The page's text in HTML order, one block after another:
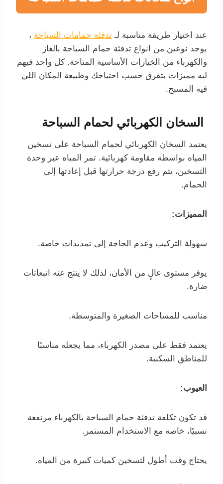
عند اختيار طريقة مناسبة لـ تدفئة حمامات السباحة ،
يوجد نوعين من انواع تدفئة حمام السباحة بالغاز
والكهرباء من الخيارات الأساسية المتاحة. كل واحد فيهم
ليه مميزات بتفرق حسب احتياجك وطبيعة المكان اللي
فيه المسبح.
السخان الكهربائي لحمام السباحة
يعتمد السخان الكهربائي لحمام السباحة على تسخين
المياه بواسطة مقاومة كهربائية. تمر المياه عبر وحدة
التسخين، يتم رفع درجة حرارتها قبل إعادتها إلى
الحمام.
المميزات:
سهولة التركيب وعدم الحاجة إلى تمديدات خاصة.
يوفر مستوى عالٍ من الأمان، لذلك لا ينتج عنه انبعاثات
ضارة.
مناسب للمساحات الصغيرة والمتوسطة.
يعتمد فقط على مصدر الكهرباء، مما يجعله مناسبًا
للمناطق السكنية.
العيوب:
قد تكون تكلفة تدفئة حمام السباحة بالكهرباء مرتفعة
نسبيًا، خاصة مع الاستخدام المستمر.
يحتاج وقت أطول لتسخين كميات كبيرة من المياه.